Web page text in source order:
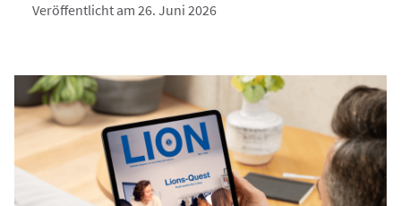
Veröffentlicht am 26. Juni 2026